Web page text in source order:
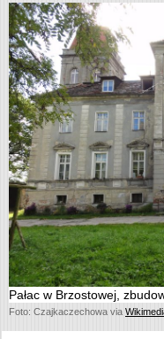
Pałac w Brzostowej,
Foto: Czajkaczechowa via